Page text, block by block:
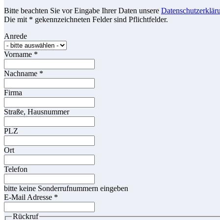
Bitte beachten Sie vor Eingabe Ihrer Daten unsere
Die mit * gekennzeichneten Felder sind Pflichtfelder.
Anrede
Vorname *
Nachname *
Firma
Straße, Hausnummer
PLZ
Ort
Telefon
bitte keine Sonderrufnummern eingeben
E-Mail Adresse *
Rückruf